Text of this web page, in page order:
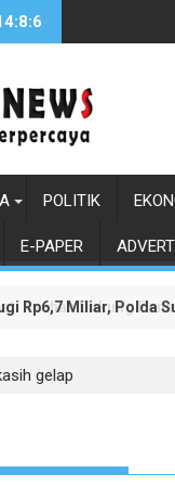
POLITIK
E-PAPER
Rp6,7 Miliar, Polda
Asahan Dukung
gelap